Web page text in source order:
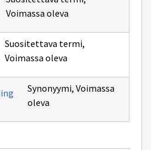
Voimassa oleva
Suositettava termi,
Voimassa oleva
Synonyymi, Voimassa
oleva